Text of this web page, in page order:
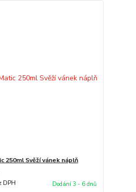
250ml Svěží vánek náplň
DPH Dodání 3 - 6 dnů